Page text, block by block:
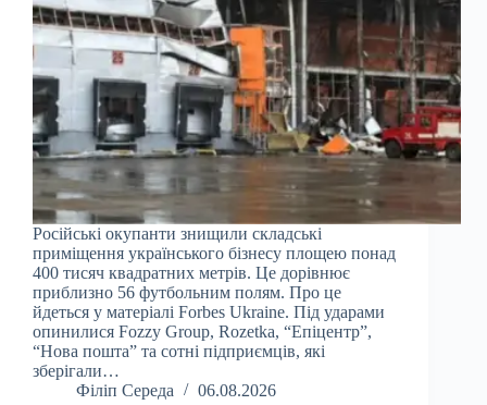
Російські окупанти знищили складські
приміщення українського бізнесу площею понад
400 тисяч квадратних метрів. Це дорівнює
приблизно 56 футбольним полям. Про це
йдеться у матеріалі Forbes Ukraine. Під ударами
опинилися Fozzy Group, Rozetka, “Епіцентр”,
“Нова пошта” та сотні підприємців, які
зберігали…
Філіп Середа
06.08.2026